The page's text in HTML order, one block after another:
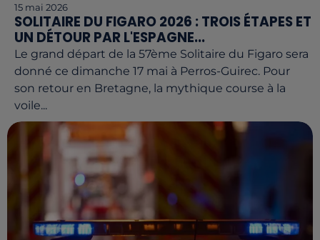
15 mai 2026
SOLITAIRE DU FIGARO 2026 : TROIS ÉTAPES ET
UN DÉTOUR PAR L'ESPAGNE...
Le grand départ de la 57ème Solitaire du Figaro sera
donné ce dimanche 17 mai à Perros-Guirec. Pour
son retour en Bretagne, la mythique course à la
voile...